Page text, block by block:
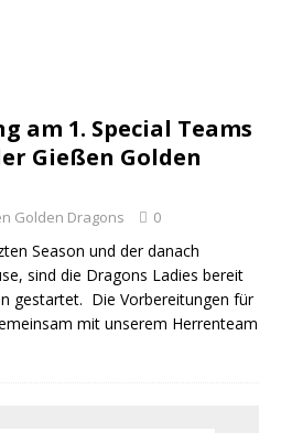
am 1. Special Teams
Gießen Golden
Golden Dragons 0
Season und der danach
sind die Dragons Ladies bereit
gestartet. Die Vorbereitungen für
mit unserem Herrenteam